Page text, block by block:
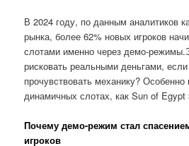
В 2024 году, по данным аналитиков
рынка, более 62% новых игроков
слотами именно через демо-
рисковать реальными деньгами,
прочувствовать механику? Особенно
динамичных слотах, как Sun of Egypt
Почему демо-режим стал
игроков